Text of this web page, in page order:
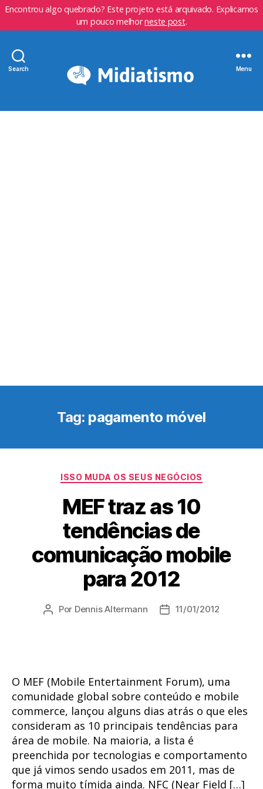
Encontrou algo quebrado? Este projeto está arquivado. Explicamos
um pouco melhorneste post.
Search Menu
Tag: pagamento móvel
Categorias
ISSO MUDA OS SEUS NEGÓCIOS
MEF traz as 10
tendências de
comunicação mobile
para 2012
Autor
Por Dennis Altermann
Data11/01/2012
O MEF (Mobile Entertainment Forum), uma
comunidade global sobre conteúdo e mobile
commerce, lançou alguns dias atrás o que eles
consideram as 10 principais tendências para
área de mobile. Na maioria, a lista é
preenchida por tecnologias e comportamento
que já vimos sendo usados em 2011, mas de
forma muito tímida ainda. NFC (Near Field […]